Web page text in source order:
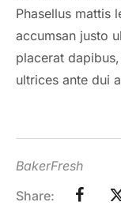
Phasellus mattis
accumsan justo
placerat
ultrices ante dui
BakerFresh
Share: